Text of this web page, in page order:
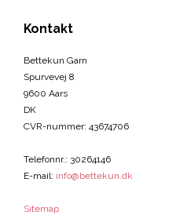
Kontakt
Bettekun Garn
Spurvevej 8
9600 Aars
DK
CVR-nummer: 43674706
Telefonnr.: 30264146
E-mail: info@bettekun.dk
Sitemap